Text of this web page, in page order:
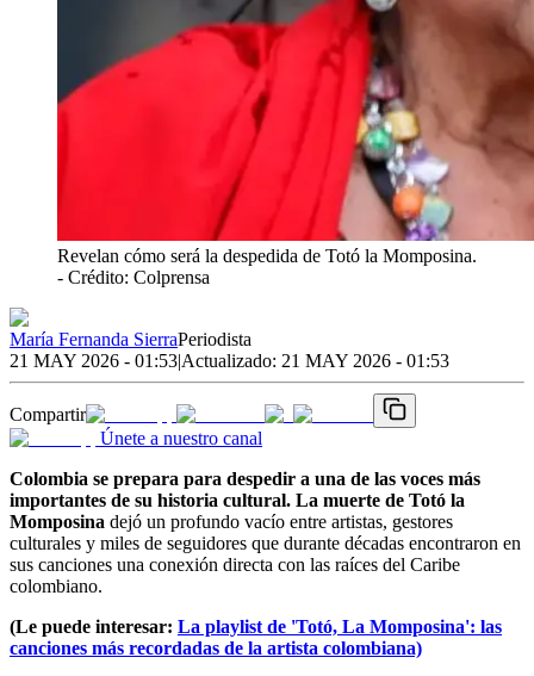
Revelan cómo será la despedida de Totó la Momposina.
- Crédito: Colprensa
María Fernanda SierraPeriodista
21 MAY 2026 - 01:53|Actualizado: 21 MAY 2026 - 01:53
Compartir
Únete a nuestro canal
Colombia se prepara para despedir a una de las voces más
importantes de su historia cultural. La muerte de Totó la
Momposina dejó un profundo vacío entre artistas, gestores
culturales y miles de seguidores que durante décadas encontraron en
sus canciones una conexión directa con las raíces del Caribe
colombiano.
(Le puede interesar: La playlist de 'Totó, La Momposina': las
canciones más recordadas de la artista colombiana)